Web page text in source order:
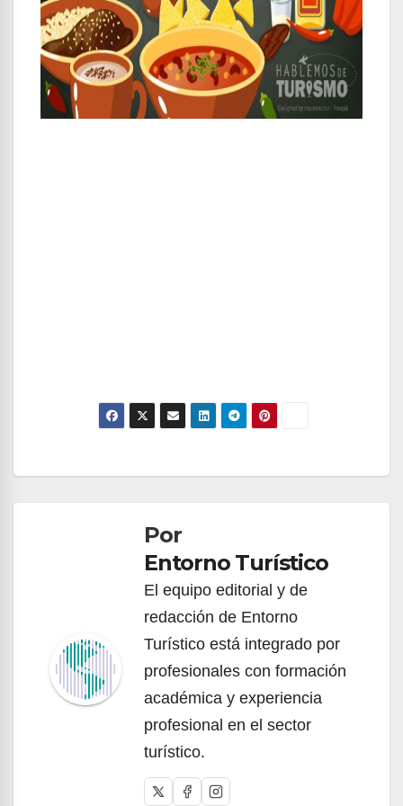
Navegación
entradasPor
Entorno Turístico
El equipo editorial y de
redacción de Entorno
Turístico está integrado por
profesionales con formación
académica y experiencia
profesional en el sector
turístico.